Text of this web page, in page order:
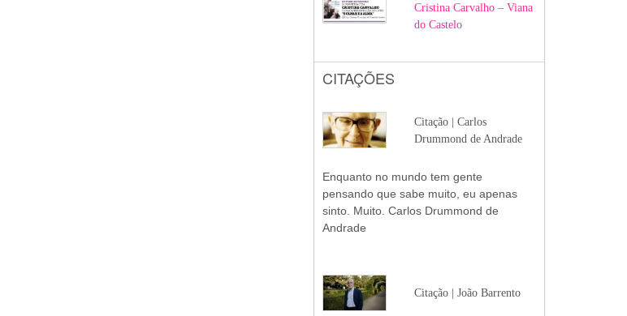
Cristina Carvalho – Viana
do Castelo
CITAÇÕES
Citação | Carlos
Drummond de Andrade
Enquanto no mundo tem gente
pensando que sabe muito, eu apenas
sinto. Muito. Carlos Drummond de
Andrade
Citação | João Barrento